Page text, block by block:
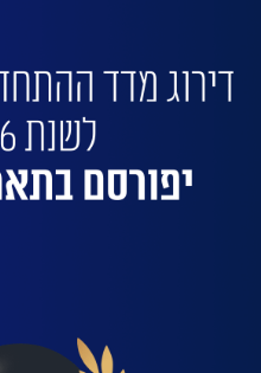
השאירו פרטים לביצוע